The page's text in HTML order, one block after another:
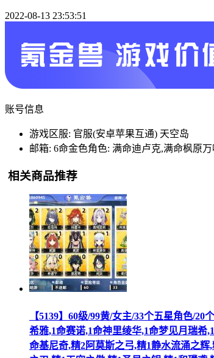
2022-08-13 23:53:51
账号信息
游戏区服: 官服(安卓苹果互通) 天空岛
邮箱: 6命金色角色: 满命迪卢克,满命枫原
相关商品推荐
【5139】60级/99黄/女主/33个五星角色/
希雅,1命赛诺,1命神里绫华,1命梦见月瑞希
命基尼奇,精2阿莫斯之弓,精1静水流涌之